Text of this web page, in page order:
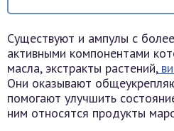
Существуют и ампулы с
активными компонентами
масла, экстракты растений,
Они оказывают
помогают улучшить
ним относятся продукты